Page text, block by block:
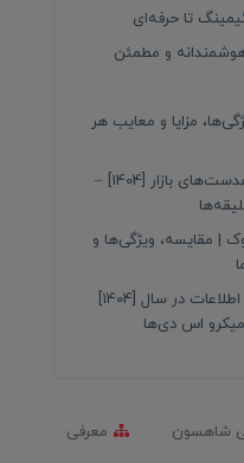
هوشمندانه و مطمئن
مزایا و معایب هر
بهترین هدفون، هندزفری و هدست‌های بازار [1404] –
| مقایسه، ویژگی‌ها و
بهترین تجهیزات ذخیره‌سازی اطلاعات در سال [1404]
میکرو اس دی‌ها
شاهسون
معرفی